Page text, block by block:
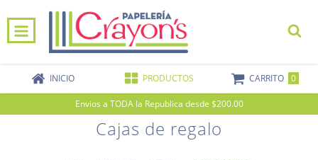
INICIO PRODUCTOS CARRITO 0
Envios a TODA la Republica desde $200.00
Cajas de regalo